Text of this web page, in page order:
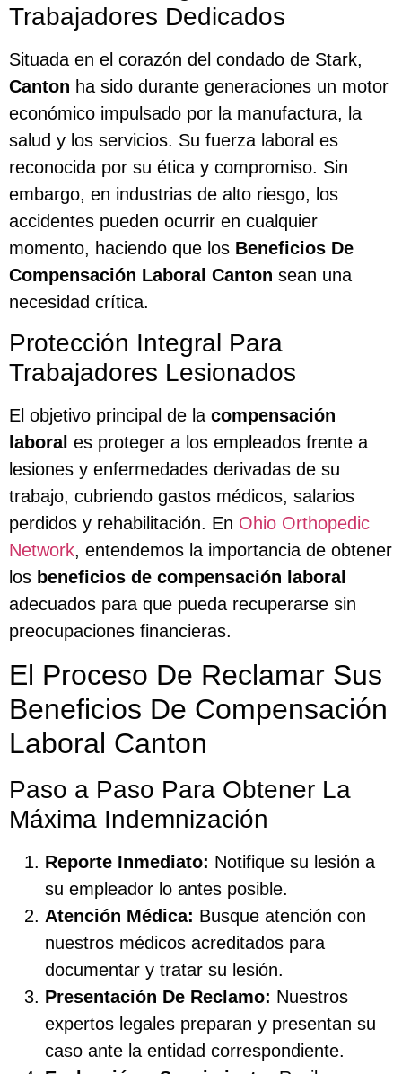
Trabajadores Dedicados
Situada en el corazón del condado de Stark,
Canton ha sido durante generaciones un motor
económico impulsado por la manufactura, la
salud y los servicios. Su fuerza laboral es
reconocida por su ética y compromiso. Sin
embargo, en industrias de alto riesgo, los
accidentes pueden ocurrir en cualquier
momento, haciendo que los Beneficios De
Compensación Laboral Canton sean una
necesidad crítica.
Protección Integral Para
Trabajadores Lesionados
El objetivo principal de la compensación
laboral es proteger a los empleados frente a
lesiones y enfermedades derivadas de su
trabajo, cubriendo gastos médicos, salarios
perdidos y rehabilitación. En Ohio Orthopedic
Network, entendemos la importancia de obtener
los beneficios de compensación laboral
adecuados para que pueda recuperarse sin
preocupaciones financieras.
El Proceso De Reclamar Sus
Beneficios De Compensación
Laboral Canton
Paso a Paso Para Obtener La
Máxima Indemnización
Reporte Inmediato: Notifique su lesión a
su empleador lo antes posible.
Atención Médica: Busque atención con
nuestros médicos acreditados para
documentar y tratar su lesión.
Presentación De Reclamo: Nuestros
expertos legales preparan y presentan su
caso ante la entidad correspondiente.